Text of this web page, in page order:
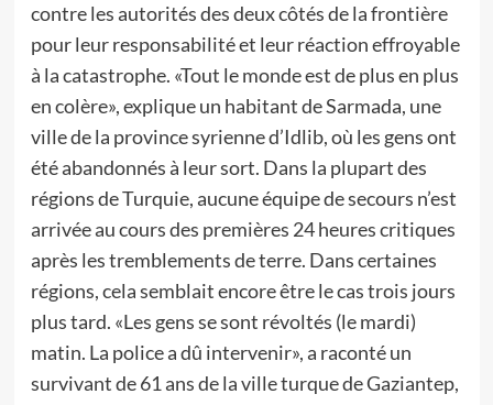
contre les autorités des deux côtés de la frontière
pour leur responsabilité et leur réaction effroyable
à la catastrophe. «Tout le monde est de plus en plus
en colère», explique un habitant de Sarmada, une
ville de la province syrienne d’Idlib, où les gens ont
été abandonnés à leur sort. Dans la plupart des
régions de Turquie, aucune équipe de secours n’est
arrivée au cours des premières 24 heures critiques
après les tremblements de terre. Dans certaines
régions, cela semblait encore être le cas trois jours
plus tard. «Les gens se sont révoltés (le mardi)
matin. La police a dû intervenir», a raconté un
survivant de 61 ans de la ville turque de Gaziantep,